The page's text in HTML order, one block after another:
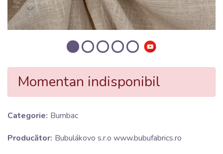
Momentan indisponibil
Categorie: Bumbac
Producător: Bubulákovo s.r.o www.bubufabrics.ro